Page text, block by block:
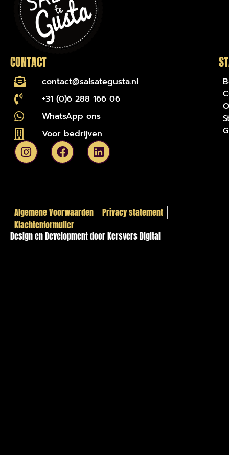
CONTACT
contact@salsategusta.nl
+31 (0)6 288 166 06
WhatsApp ons
Voor bedrijven
Algemene Voorwaarden
Privacy statement
Klachtenformulier
Design en Development door Kersvers Digital